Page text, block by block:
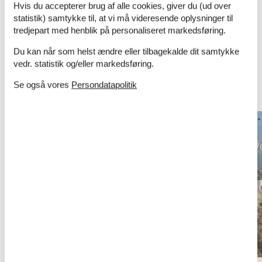
Vælg mellem 1.986 sommerhuse
Nordjylland
Hvis du accepterer brug af alle cookies, giver du (ud over
statistik) samtykke til, at vi må videresende oplysninger til
tredjepart med henblik på personaliseret markedsføring.
Du kan når som helst ændre eller tilbagekalde dit samtykke
vedr. statistik og/eller markedsføring.
Se også vores Persondatapolitik